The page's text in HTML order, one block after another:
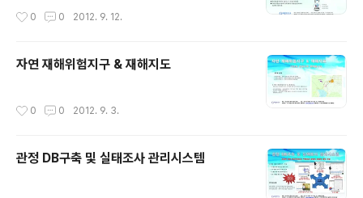
0 0 2012. 9. 12.
자연 재해위험지구 & 재해지도
0 0 2012. 9. 3.
관정 DB구축 및 실태조사 관리시스템